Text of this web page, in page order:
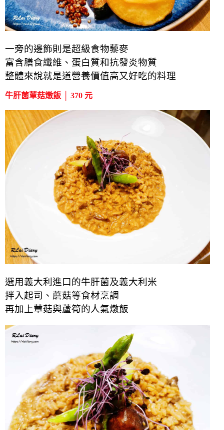
一旁的邊飾則是超級食物藜麥
富含膳食纖維、蛋白質和抗發炎物質
整體來說就是道營養價值高又好吃的料理
牛肝菌蕈菇燉飯 │ 370 元
選用義大利進口的牛肝菌及義大利米
拌入起司、蘑菇等食材烹調
再加上蕈菇與蘆筍的人氣燉飯